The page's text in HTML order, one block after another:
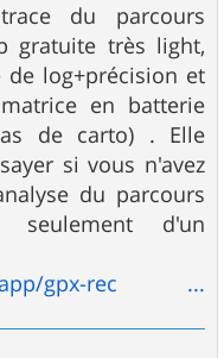
du parcours
gratuite très light,
log+précision et
en batterie
de carto) . Elle
si vous n'avez
du parcours
d'un
app/gpx-rec ...